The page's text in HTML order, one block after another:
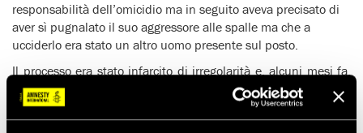
responsabilità dell’omicidio ma in seguito aveva precisato di
aver sì pugnalato il suo aggressore alle spalle ma che a
ucciderlo era stato un altro uomo presente sul posto.
Il processo era stato infarcito di irregolarità e, alcuni mesi fa,
la prigioniera era stata costretta a rinunciare al suo avvocato.
Un precedente tentativo di mettere a morte la donna era stato
scongiurato, nell’aprile 2014, grazie agli appelli pervenuti da